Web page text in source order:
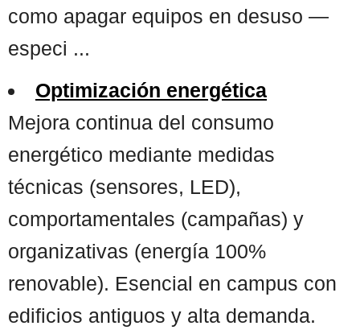
como apagar equipos en desuso —
especi ...
Optimización energética
Mejora continua del consumo
energético mediante medidas
técnicas (sensores, LED),
comportamentales (campañas) y
organizativas (energía 100%
renovable). Esencial en campus con
edificios antiguos y alta demanda.